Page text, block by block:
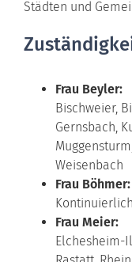
Städten und
Frau Beyler:
Bischweier,
Gernsbach,
Weisenbach
Frau Böhmer:
Frau Meier:
Elchesheim-